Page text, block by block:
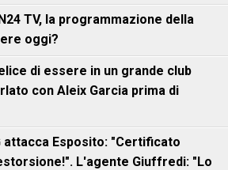
TV, la programmazione della
oggi?
di essere in un grande club
con Aleix Garcia prima di
attacca Esposito: "Certificato
L'agente Giuffredi: "Lo